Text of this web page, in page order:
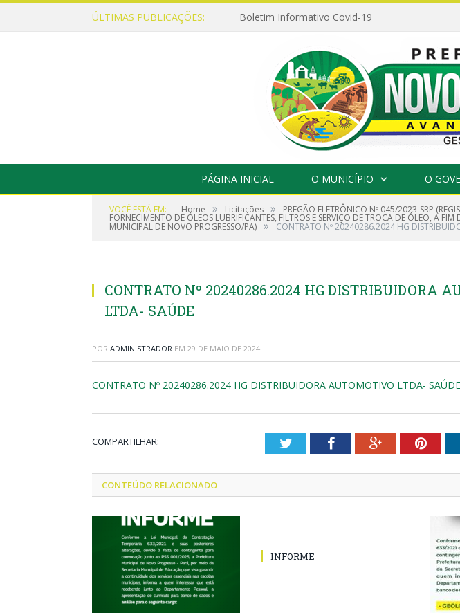
ÚLTIMAS PUBLICAÇÕES: Boletim Informativo Covid-19
PÁGINA INICIAL O MUNICÍPIO O
VOCÊ ESTÁ EM: Home » Licitações » PREGÃO ELETRÔNICO Nº 045/2023-SRP
FORNECIMENTO DE ÓLEOS LUBRIFICANTES, FILTROS E SERVIÇO DE TROCA DE ÓLEO, A
MUNICIPAL DE NOVO PROGRESSO/PA) » CONTRATO Nº 20240286.2024 HG
CONTRATO Nº 20240286.2024 HG DISTRIBUIDORA
LTDA- SAÚDE
POR ADMINISTRADOR EM 29 DE MAIO DE 2024
CONTRATO Nº 20240286.2024 HG DISTRIBUIDORA AUTOMOTIVO LTDA- SAÚDE
COMPARTILHAR: TwitterFacebookGoogle+
CONTEÚDO RELACIONADO
INFORME